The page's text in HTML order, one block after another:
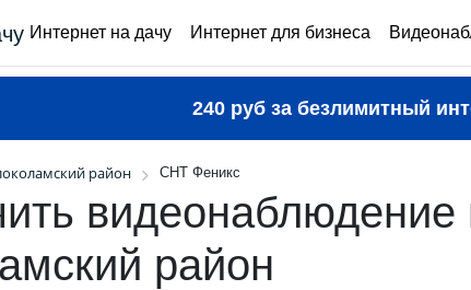
Интернет на дачу Интернет для бизнеса
240 руб за безлимитный
район СНТ Феникс
район